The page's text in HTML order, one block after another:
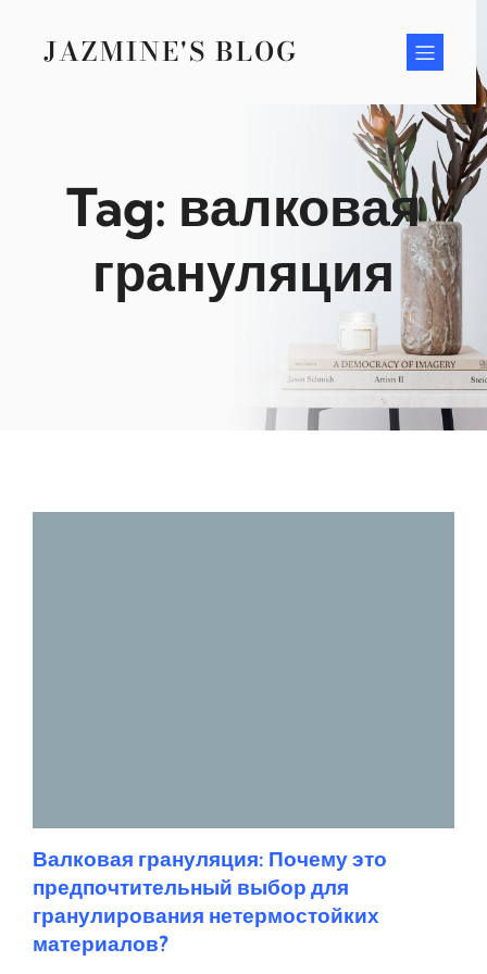
contentJAZMINE'S BLOG
Tag: валковая
грануляция
Валковая грануляция: Почему это
предпочтительный выбор для
гранулирования нетермостойких
материалов?